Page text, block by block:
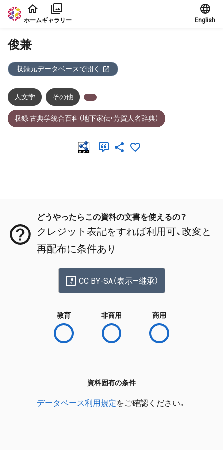
本文に飛ぶ
ホームギャラリー English
俊兼
収録元データベースで開く
人文学 その他
収録:古典学統合百科（地下家伝・芳賀人名辞典）
どうやったらこの資料の文書を使えるの？
クレジット表記をすれば利用可、改変と
再配布に条件あり
CC BY-SA（表示—継承）
教育 非商用 商用
資料固有の条件
データベース利用規定をご確認ください。